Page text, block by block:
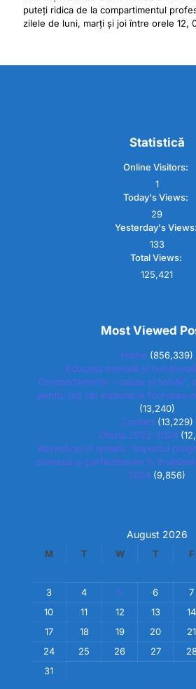
puteți ridica de la compartimentul
zilele de luni, marți și joi între orele 12,
Statistică
Online Visitors:
1
Today's Views:
29
Yesterday's Views:
133
Total Views:
125,421
Most Viewed
Home (856,339)
Educația mentală și
Comportamente – cauze și soluții”,
pentru toți cei implicați în formarea
(13,240)
Contact (13,229)
Oferta 2023-2024
Workshop-ul tematic “Impactul
continuă și perfecționare în
2024 (9,856)
August 2026
M T W T F
3
4 5 6 7
10
11 12 13 14
17
18 19 20 21
24
25 26 27
31